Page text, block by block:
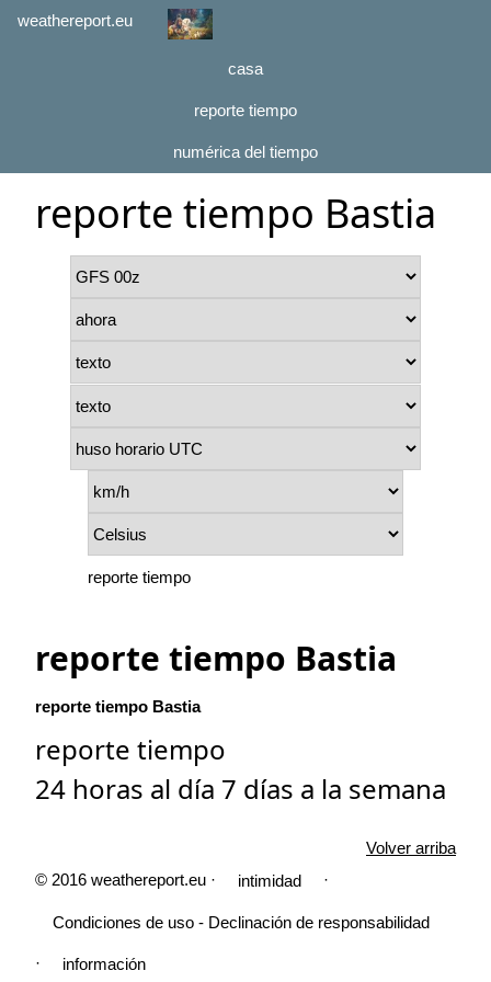
weathereport.eu
casa
reporte tiempo
numérica del tiempo
reporte tiempo Bastia
reporte tiempo
reporte tiempo Bastia
reporte tiempo Bastia
reporte tiempo
24 horas al día 7 días a la semana
Volver arriba
© 2016 weathereport.eu ·
intimidad ·
Condiciones de uso - Declinación de responsabilidad
· información